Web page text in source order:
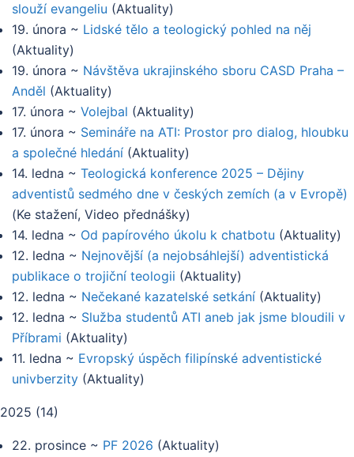
slouží evangeliu (Aktuality)
19. února ~ Lidské tělo a teologický pohled na něj
(Aktuality)
19. února ~ Návštěva ukrajinského sboru CASD Praha –
Anděl (Aktuality)
17. února ~ Volejbal (Aktuality)
17. února ~ Semináře na ATI: Prostor pro dialog, hloubku
a společné hledání (Aktuality)
14. ledna ~ Teologická konference 2025 – Dějiny
adventistů sedmého dne v českých zemích (a v Evropě)
(Ke stažení, Video přednášky)
14. ledna ~ Od papírového úkolu k chatbotu (Aktuality)
12. ledna ~ Nejnovější (a nejobsáhlejší) adventistická
publikace o trojiční teologii (Aktuality)
12. ledna ~ Nečekané kazatelské setkání (Aktuality)
12. ledna ~ Služba studentů ATI aneb jak jsme bloudili v
Příbrami (Aktuality)
11. ledna ~ Evropský úspěch filipínské adventistické
univberzity (Aktuality)
2025 (14)
22. prosince ~ PF 2026 (Aktuality)